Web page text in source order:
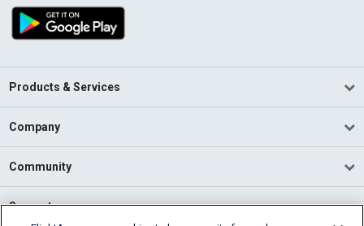
Products & Services
Company
Community
Support